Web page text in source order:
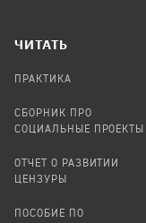
ЧИТАТЬ
ПРАКТИКА
СБОРНИК ПРО
СОЦИАЛЬНЫЕ ПРОЕКТЫ
ОТЧЕТ О РАЗВИТИИ
ЦЕНЗУРЫ
ПОСОБИЕ ПО